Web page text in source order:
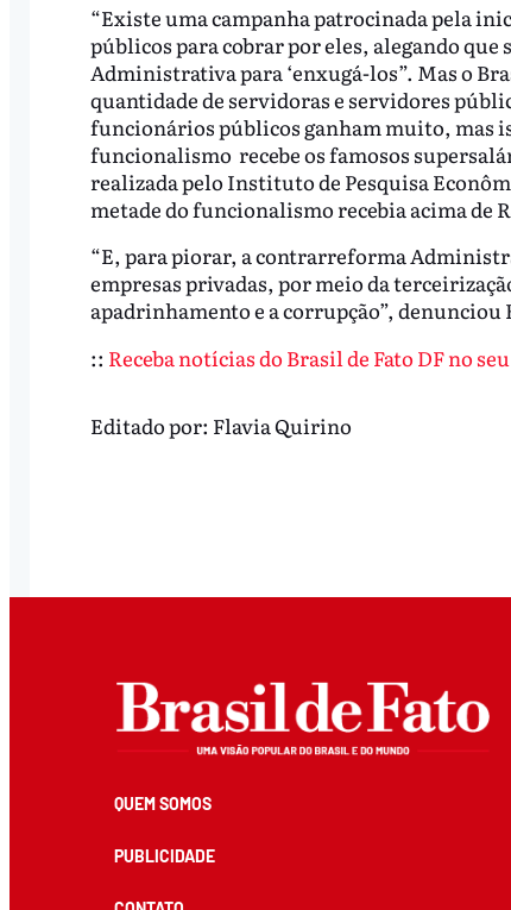
“Existe uma campanha patrocinada pela
públicos para cobrar por eles, alegando
Administrativa para ‘enxugá-los”. Mas o
quantidade de servidoras e servidores
funcionários públicos ganham muito, mas
funcionalismo recebe os famosos
realizada pelo Instituto de Pesquisa
metade do funcionalismo recebia acima de
“E, para piorar, a contrarreforma
empresas privadas, por meio da
apadrinhamento e a corrupção”, denunciou
:: Receba notícias do Brasil de Fato DF no
Editado por: Flavia Quirino
QUEM SOMOS
PUBLICIDADE